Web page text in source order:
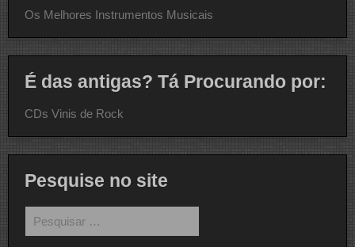
Os Melhores Instrumentos Musicais
É das antigas? Tá Procurando por:
CDs Vinis de Rock
Pesquise no site
por: